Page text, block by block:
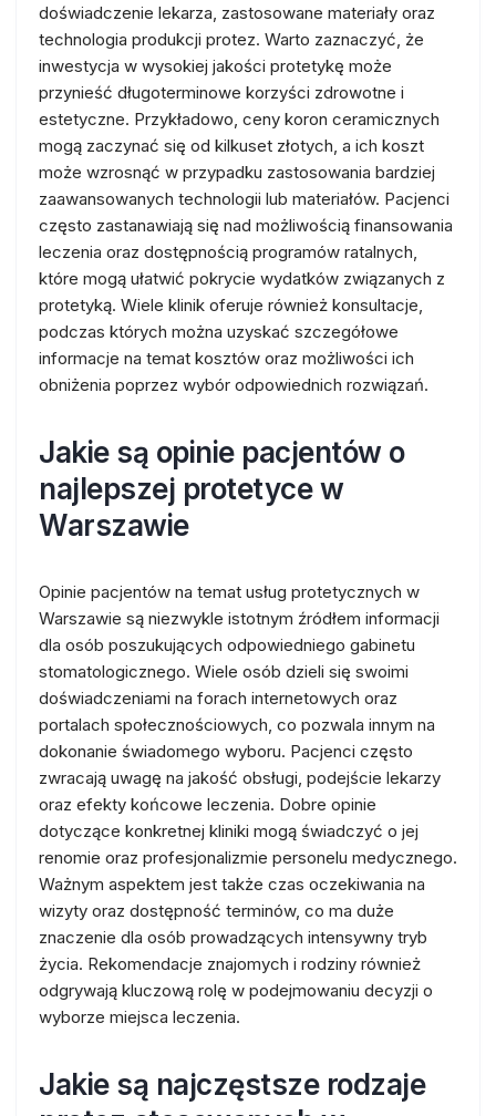
doświadczenie lekarza, zastosowane materiały oraz
technologia produkcji protez. Warto zaznaczyć, że
inwestycja w wysokiej jakości protetykę może
przynieść długoterminowe korzyści zdrowotne i
estetyczne. Przykładowo, ceny koron ceramicznych
mogą zaczynać się od kilkuset złotych, a ich koszt
może wzrosnąć w przypadku zastosowania bardziej
zaawansowanych technologii lub materiałów. Pacjenci
często zastanawiają się nad możliwością finansowania
leczenia oraz dostępnością programów ratalnych,
które mogą ułatwić pokrycie wydatków związanych z
protetyką. Wiele klinik oferuje również konsultacje,
podczas których można uzyskać szczegółowe
informacje na temat kosztów oraz możliwości ich
obniżenia poprzez wybór odpowiednich rozwiązań.
Jakie są opinie pacjentów o
najlepszej protetyce w
Warszawie
Opinie pacjentów na temat usług protetycznych w
Warszawie są niezwykle istotnym źródłem informacji
dla osób poszukujących odpowiedniego gabinetu
stomatologicznego. Wiele osób dzieli się swoimi
doświadczeniami na forach internetowych oraz
portalach społecznościowych, co pozwala innym na
dokonanie świadomego wyboru. Pacjenci często
zwracają uwagę na jakość obsługi, podejście lekarzy
oraz efekty końcowe leczenia. Dobre opinie
dotyczące konkretnej kliniki mogą świadczyć o jej
renomie oraz profesjonalizmie personelu medycznego.
Ważnym aspektem jest także czas oczekiwania na
wizyty oraz dostępność terminów, co ma duże
znaczenie dla osób prowadzących intensywny tryb
życia. Rekomendacje znajomych i rodziny również
odgrywają kluczową rolę w podejmowaniu decyzji o
wyborze miejsca leczenia.
Jakie są najczęstsze rodzaje